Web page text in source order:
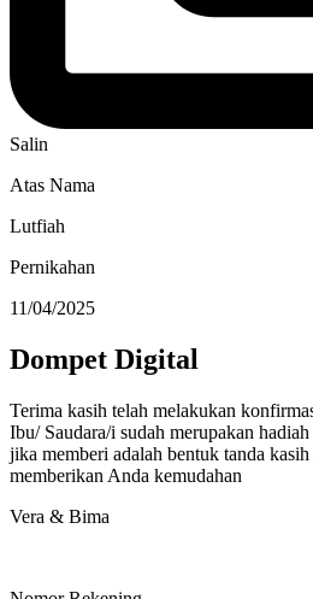
Salin
Atas Nama
Lutfiah
Pernikahan
11/04/2025
Dompet Digital
Terima kasih telah melakukan
Ibu/ Saudara/i sudah merupakan
jika memberi adalah bentuk tanda
memberikan Anda kemudahan
Vera & Bima